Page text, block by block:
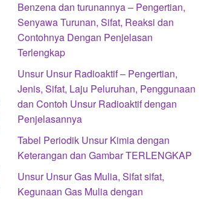
Benzena dan turunannya – Pengertian,
Senyawa Turunan, Sifat, Reaksi dan
Contohnya Dengan Penjelasan
Terlengkap
Unsur Unsur Radioaktif – Pengertian,
Jenis, Sifat, Laju Peluruhan, Penggunaan
dan Contoh Unsur Radioaktif dengan
Penjelasannya
Tabel Periodik Unsur Kimia dengan
Keterangan dan Gambar TERLENGKAP
Unsur Unsur Gas Mulia, Sifat sifat,
Kegunaan Gas Mulia dengan